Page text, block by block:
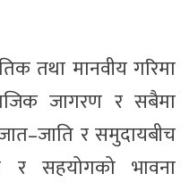
तथा मानवीय गरिमा
जागरण र सबैमा
र समुदायबीच
र सहयोगको भावना